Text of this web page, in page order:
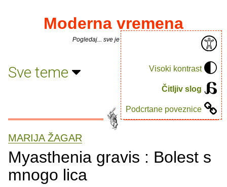
Visoki kontrast
Čitljiv slog
Podcrtane poveznice
Moderna vremena
Pogledaj... sve je puno knjiga.
Sve teme
MARIJA ŽAGAR
Myasthenia gravis : Bolest s
mnogo lica